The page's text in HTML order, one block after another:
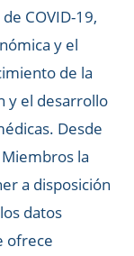
COVID-19,
y el
de la
y el desarrollo
Desde
la
a disposición
datos
ofrece